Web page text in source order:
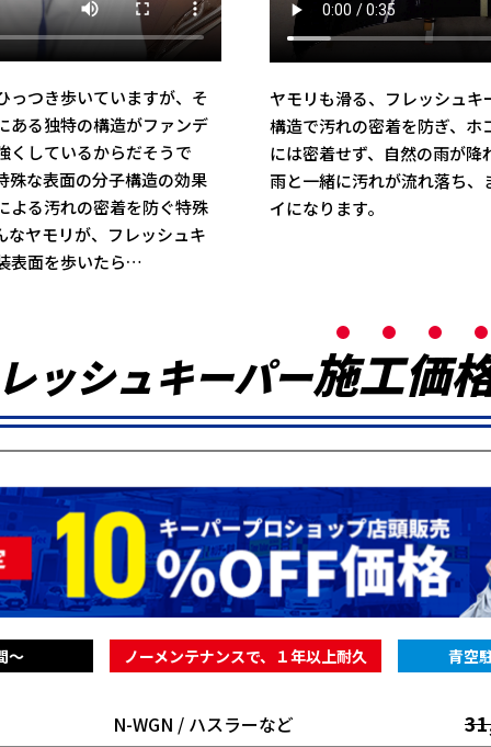
っつき歩いていますが、そ
ある独特の構造がファンデ
くしているからだそうで
殊な表面の分子構造の効果
よる汚れの密着を防ぐ特殊
なヤモリが、フレッシュキ
表面を歩いたら…
ヤモリも滑る、フレッシュ
構造で汚れの密着を防ぎ、ホ
には密着せず、自然の雨が
雨と一緒に汚れが流れ落ち
イになります。
ッシュキーパー施工価
～ ノーメンテナンスで、１年以上耐久 青空
N-WGN / ハスラーなど